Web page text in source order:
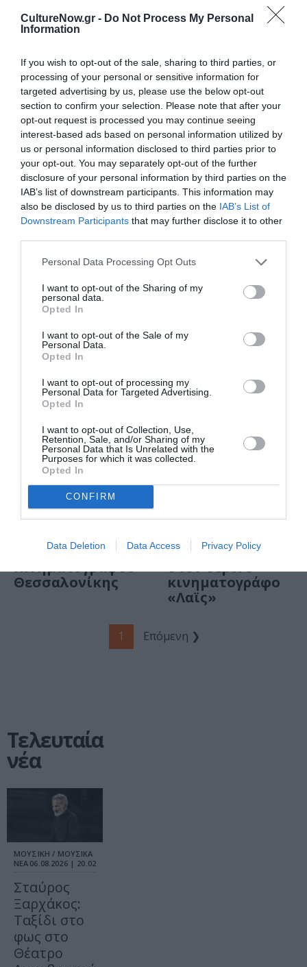
CultureNow.gr - Do Not Process My Personal
Information
If you wish to opt-out of the sale, sharing to third parties, or
processing of your personal or sensitive information for
targeted advertising by us, please use the below opt-out
section to confirm your selection. Please note that after your
opt-out request is processed you may continue seeing
interest-based ads based on personal information utilized by
us or personal information disclosed to third parties prior to
your opt-out. You may separately opt-out of the further
disclosure of your personal information by third parties on the
IAB’s list of downstream participants. This information may
also be disclosed by us to third parties on the IAB’s List of
Downstream Participants that may further disclose it to other
Personal Data Processing Opt Outs
I want to opt-out of the Sharing of my
personal data.
Opted In
I want to opt-out of the Sale of my
Personal Data.
Opted In
I want to opt-out of processing my
Personal Data for Targeted Advertising.
Opted In
I want to opt-out of Collection, Use,
Retention, Sale, and/or Sharing of my
Personal Data that Is Unrelated with the
Purposes for which it was collected.
Opted In
CONFIRM
Data Deletion Data Access Privacy Policy
ΦΕΣΤΙΒΑΛ / ΝΕΑ
Berlinale 2025:
Παγκόσμια
πρεμιέρα για την
ταινία «Οι Άγριες
Μέρες μας» του
Βασίλη Κεκάτου
ΘΕΑΤΡΟ - ΧΟΡΟΣ / ΝΕΑ
Θρυλικότητες,
του Ιώκο Ιωάννη
Κοτίδη: Μια in
situ υβριδική
παράσταση στο
Cinobo Όπερα
ΘΕΜΑΤΑ / ΝΕΑ
Workflow:
masterclasses
από το Film
Factory στην
Ανωτάτη Σχολή
Καλών Τεχνών
ΣΙΝΕΜΑ / ΝΕΑ
Big Shorts: Η
Βασίλη Κεκάτου
στο Cinobo
ΘΕΜΑΤΑ / ΝΕΑ
Onassis Cinema
Award στο 62ο
Φεστιβάλ
Κινηματογράφου
Θεσσαλονίκης
Ελλάδα – Γαλλία:
Κινηματογραφικές
συναντήσεις
στον θερινό
κινηματογράφο
«Λαϊς»
1 Επόμενη ❯
Τελευταία
νέα
ΜΟΥΣΙΚΗ / ΜΟΥΣΙΚΑ
ΝΕΑ 06.08.2026 | 20.02
Σταύρος
Ξαρχάκος:
Ταξίδι στο
φως στο
Θέατρο